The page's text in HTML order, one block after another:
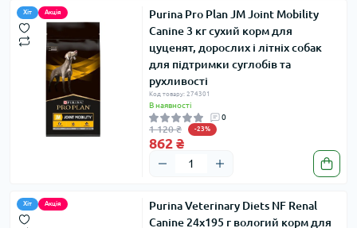
Хіт Акція
Purina Pro Plan JM Joint Mobility
Canine 3 кг сухий корм для
цуценят, дорослих і літніх собак
для підтримки суглобів та
рухливості
Код товару: 274301
В наявності
0
1 120 ₴ -23%
862 ₴
Хіт Акція
Purina Veterinary Diets NF Renal
Canine 24x195 г вологий корм для